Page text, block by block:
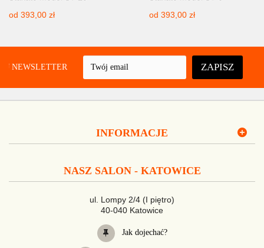
od 393,00 zł
od 393,00 zł
NEWSLETTER ZAPISZ
INFORMACJE
NASZ SALON - KATOWICE
ul. Lompy 2/4 (I piętro)
40-040 Katowice
Jak dojechać?